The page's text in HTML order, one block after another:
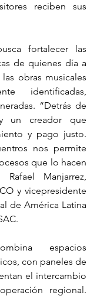
reciben sus
fortalecer las
de quienes día a
obras musicales
identificadas,
“Detrás de
un creador que
y pago justo.
nos permite
que lo hacen
Rafael Manjarrez,
y vicepresidente
de América Latina
espacios
con paneles de
el intercambio
regional.